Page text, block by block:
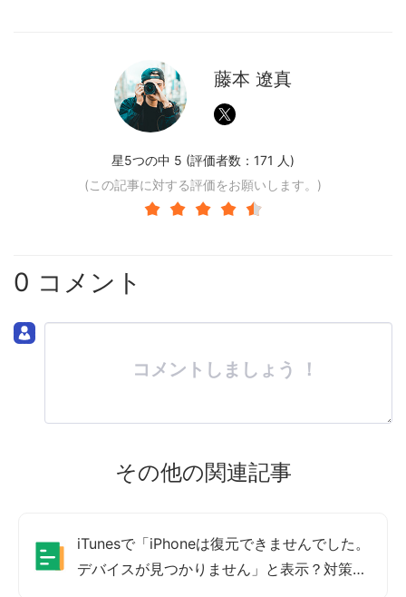
藤本 遼真
星5つの中 5 (評価者数： 171 人)
(この記事に対する評価をお願いします。)
0 コメント
コメントしましょう ！
その他の関連記事
iTunesで「iPhoneは復元できませんでした。
デバイスが見つかりません」と表示？対策紹